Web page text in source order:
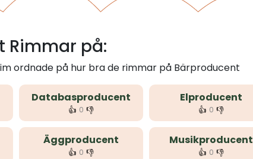
Rimmar på:
ordnade på hur bra de rimmar på Bärproducent
Databasproducent
👍 0 👎
Elproducent
👍 0 👎
Äggproducent
👍 0 👎
Musikproducent
👍 0 👎